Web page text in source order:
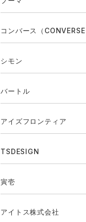
コンバース（
シモン
バートル
アイズフロンティア
TSDESIGN
寅壱
アイトス株式会社